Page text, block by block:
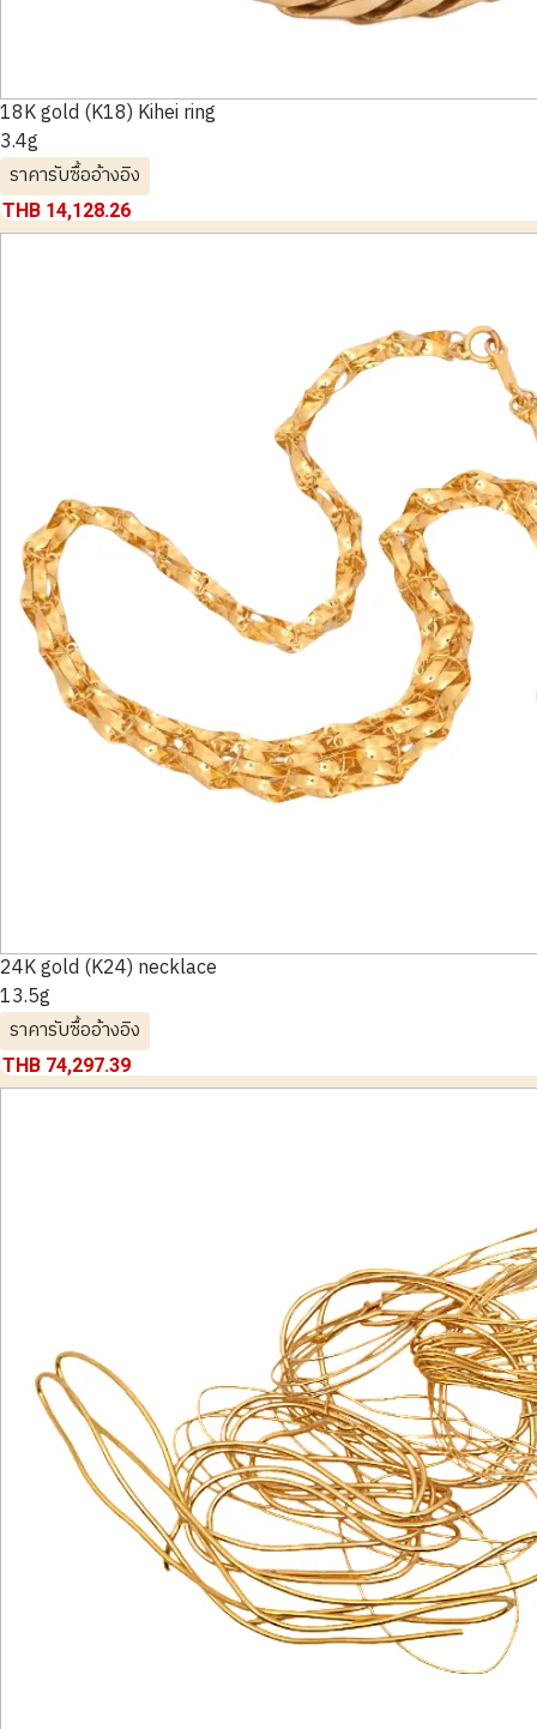
18K gold (K18) Kihei ring
3.4g
ราคารับซื้ออ้างอิง
THB 14,128.26
24K gold (K24) necklace
13.5g
ราคารับซื้ออ้างอิง
THB 74,297.39